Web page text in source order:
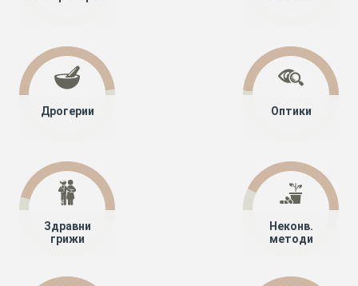
Дрогерии Оптики
Здравни
грижи
Неконв.
методи